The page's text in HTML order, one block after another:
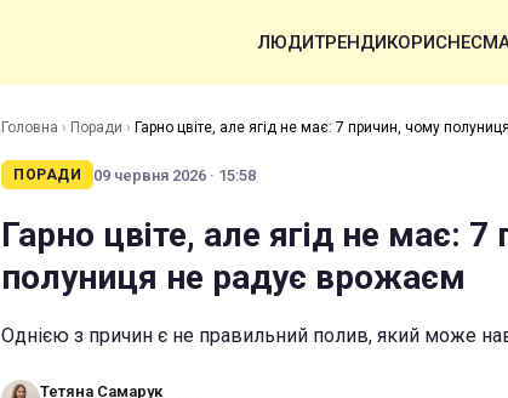
ЛЮДИТРЕНДИКОРИСНЕ
Головна › Поради › Гарно цвіте, але ягід не має: 7 причин, чому
ПОРАДИ 09 червня 2026 · 15:58
Гарно цвіте, але ягід не має:
полуниця не радує врожаєм
Однією з причин є не правильний полив, який може
Тетяна Самарук